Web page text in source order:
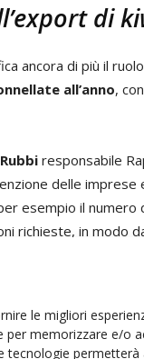
le migliori
per memorizzare e/o
tecnologie
di
ancora di più il
all’anno,
responsabile
delle
esempio il numero
richieste, in modo